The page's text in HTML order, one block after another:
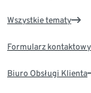
Wszystkie tematy
Formularz kontaktowy
Biuro Obsługi Klienta